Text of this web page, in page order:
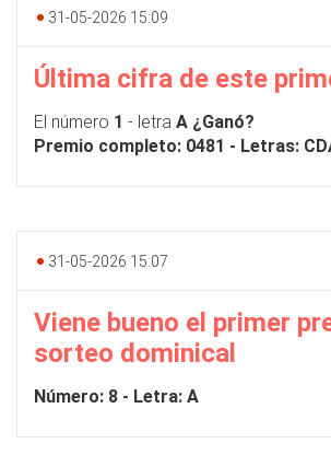
31-05-2026 15:09
Última cifra de este
El número 1 - letra A ¿Ganó?
Premio completo: 0481 - Letras:
31-05-2026 15:07
Viene bueno el primer
sorteo dominical
Número: 8 - Letra: A